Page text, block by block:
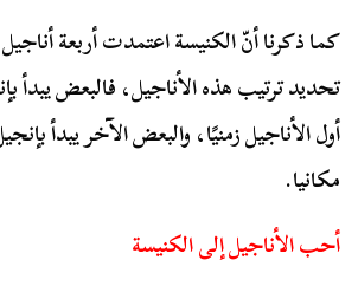
كما ذكرنا أنّ الكنيسة اعتمدت أربعة
تحديد ترتيب هذه الأناجيل، فالبعض يبدأ
أول الأناجيل زمنيًا، والبعض الآخر يبدأ
مكانيا.
أحب الأناجيل إلى الكنيسة